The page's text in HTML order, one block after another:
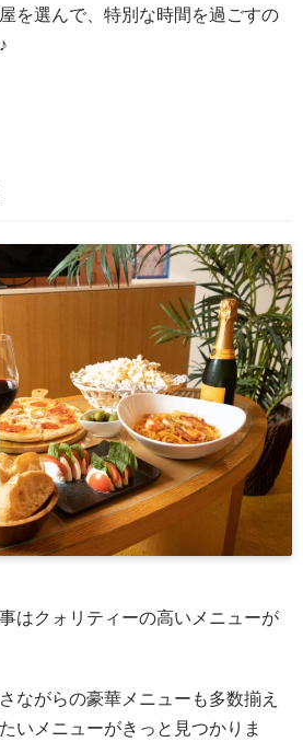
を選んで、特別な時間を過ごすの
はクォリティーの高いメニューが
ながらの豪華メニューも多数揃え
いメニューがきっと見つかりま